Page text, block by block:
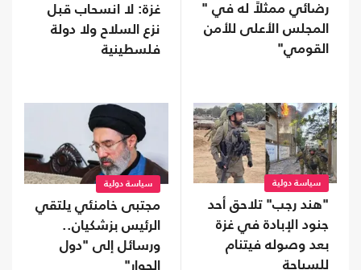
رضائي ممثلاً له في "
المجلس الأعلى للأمن
القومي"
غزة: لا انسحاب قبل
نزع السلاح ولا دولة
فلسطينية
سياسة دولية
"هند رجب" تلاحق أحد
جنود الإبادة في غزة
بعد وصوله فيتنام
للسياحة
سياسة دولية
مجتبى خامنئي يلتقي
الرئيس بزشكيان..
ورسائل إلى "دول
الجوار"